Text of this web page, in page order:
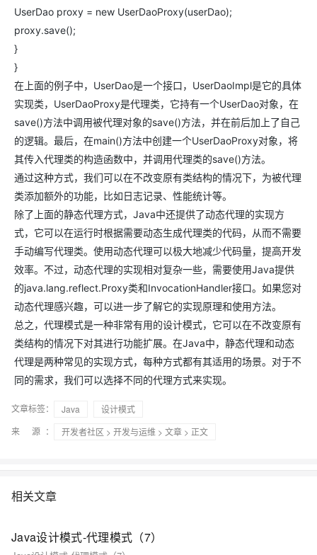
UserDao proxy = new UserDaoProxy(userDao);
proxy.save();
}
}
在上面的例子中，UserDao是一个接口，UserDaoImpl是它的具体
实现类，UserDaoProxy是代理类，它持有一个UserDao对象，在
save()方法中调用被代理对象的save()方法，并在前后加上了自己
的逻辑。最后，在main()方法中创建一个UserDaoProxy对象，将
其传入代理类的构造函数中，并调用代理类的save()方法。
通过这种方式，我们可以在不改变原有类结构的情况下，为被代理
类添加额外的功能，比如日志记录、性能统计等。
除了上面的静态代理方式，Java中还提供了动态代理的实现方
式，它可以在运行时根据需要动态生成代理类的代码，从而不需要
手动编写代理类。使用动态代理可以极大地减少代码量，提高开发
效率。不过，动态代理的实现相对复杂一些，需要使用Java提供
的java.lang.reflect.Proxy类和InvocationHandler接口。如果您对
动态代理感兴趣，可以进一步了解它的实现原理和使用方法。
总之，代理模式是一种非常有用的设计模式，它可以在不改变原有
类结构的情况下对其进行功能扩展。在Java中，静态代理和动态
代理是两种常见的实现方式，每种方式都有其适用的场景。对于不
同的需求，我们可以选择不同的代理方式来实现。
文章标签： Java
设计模式
来 源：
开发者社区 > 开发与运维 > 文章 > 正文
相关文章
Java设计模式-代理模式（7）